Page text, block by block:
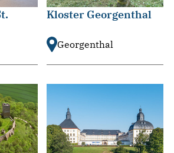
Kloster Georgenthal
Georgenthal